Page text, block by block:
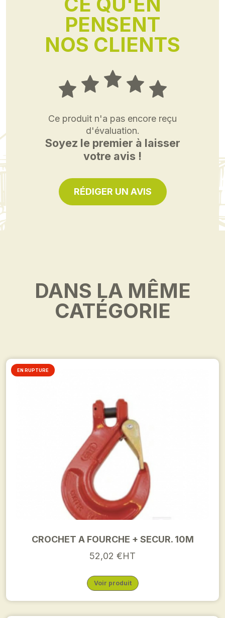
PENSENT
NOS CLIENTS
Ce produit n'a pas encore reçu
d'évaluation.
Soyez le premier à laisser
votre avis !
RÉDIGER UN AVIS
DANS LA MÊME
CATÉGORIE
CROCHET A FOURCHE + SECUR. 10M
52,02 €HT
Voir produit
EN RUPTURE